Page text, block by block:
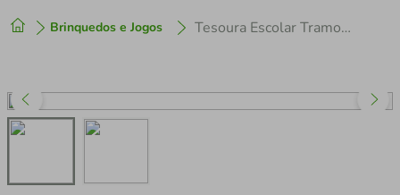
Brinquedos e Jogos Tesoura Escolar Tramontina Supercort Monster em Inox 5"
2º cafeteira